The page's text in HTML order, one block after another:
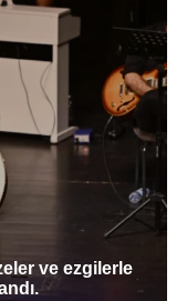
ve ezgilerle